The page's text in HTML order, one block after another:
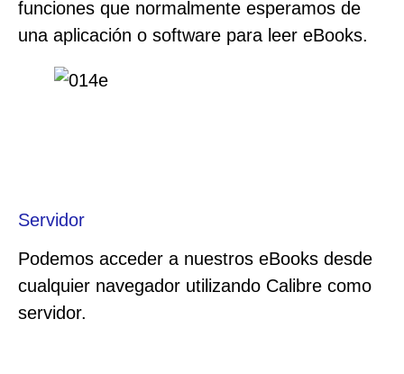
funciones que normalmente esperamos de
una aplicación o software para leer eBooks.
Servidor
Podemos acceder a nuestros eBooks desde
cualquier navegador utilizando Calibre como
servidor.